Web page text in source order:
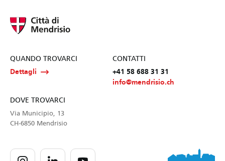
QUANDO TROVARCI
Dettagli
CONTATTI
+41 58 688 31 31
info@mendrisio.ch
DOVE TROVARCI
Via Municipio, 13
CH-6850 Mendrisio